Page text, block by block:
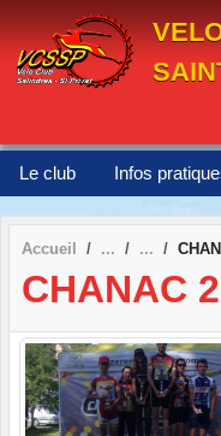
Le club Infos
Accueil
CHANAC
Panneau de gestion des